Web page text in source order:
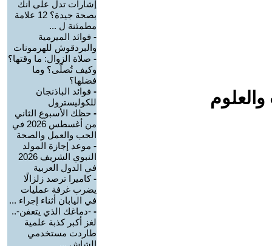
إشارات تدل على أنك
بصحة جيدة؟ 12 علامة
مطمئنة ل ...
- فوائد الميرمية
والبردقوش للهرمونات
- صلاة الزوال: ما وقتها؟
وكيف تُصلّى؟ وما
فضلها؟
- فوائد الباذنجان
للكوليسترول
- حظك الأسبوع الثاني
من أغسطس 2026 في
الحب والعمل والصحة
- موعد إجازة المولد
النبوي الشريف 2026
في الدول العربية
-كاميرا ترصد زلزالًا
يضرب غرفة عمليات
في اليابان أثناء إجراء ...
- -دماغك الذي يتعفن-..
لغز أكبر كذبة علمية
طاردت مستخدمي
الشاش ...